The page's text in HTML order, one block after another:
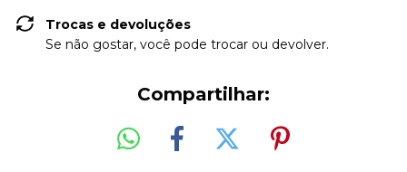
Trocas e devoluções
Se não gostar, você pode trocar ou devolver.
Compartilhar: